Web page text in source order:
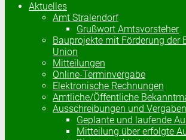
Aktuelles
Amt Stralendorf
Grußwort Amtsvorsteher
Bauprojekte mit Förderung der
Union
Mitteilungen
Online-Terminvergabe
Elektronische Rechnungen
Amtliche/Öffentliche
Ausschreibungen und Vergaben
Geplante und laufende
Mitteilung über erfolgte